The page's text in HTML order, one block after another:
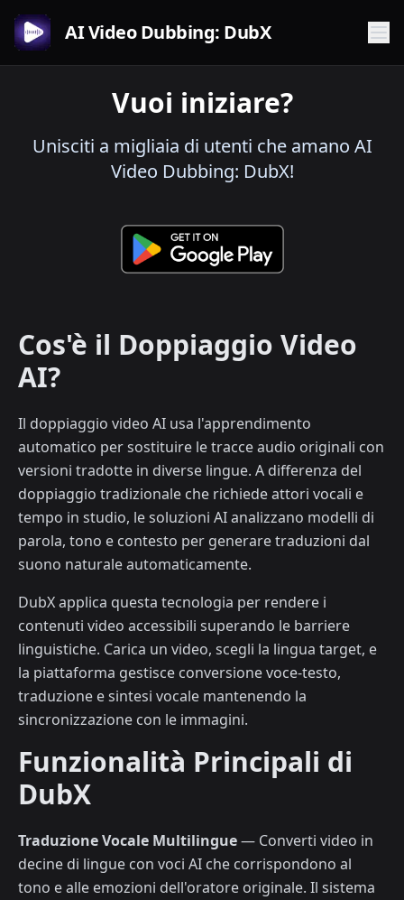
AI Video Dubbing: DubX
Vuoi iniziare?
Unisciti a migliaia di utenti che amano AI
Video Dubbing: DubX!
Cos'è il Doppiaggio Video
AI?
Il doppiaggio video AI usa l'apprendimento
automatico per sostituire le tracce audio originali con
versioni tradotte in diverse lingue. A differenza del
doppiaggio tradizionale che richiede attori vocali e
tempo in studio, le soluzioni AI analizzano modelli di
parola, tono e contesto per generare traduzioni dal
suono naturale automaticamente.
DubX applica questa tecnologia per rendere i
contenuti video accessibili superando le barriere
linguistiche. Carica un video, scegli la lingua target, e
la piattaforma gestisce conversione voce-testo,
traduzione e sintesi vocale mantenendo la
sincronizzazione con le immagini.
Funzionalità Principali di
DubX
Traduzione Vocale Multilingue— Converti video in
decine di lingue con voci AI che corrispondono al
tono e alle emozioni dell'oratore originale. Il sistema